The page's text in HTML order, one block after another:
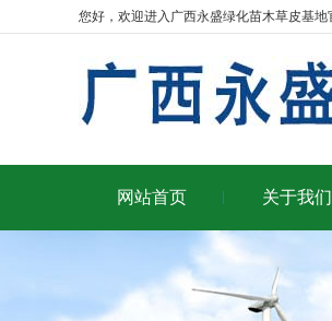
您好，欢迎进入广西永盛绿化苗木草皮基地
网站首页 关于我们